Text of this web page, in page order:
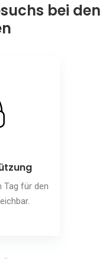
bei den
Tag für den